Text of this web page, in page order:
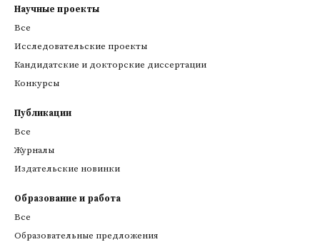
Научные проекты
Все
Исследовательские проекты
Кандидатские и докторские диссертации
Конкурсы
Публикации
Все
Журналы
Издательские новинки
Образование и работа
Все
Образовательные предложения